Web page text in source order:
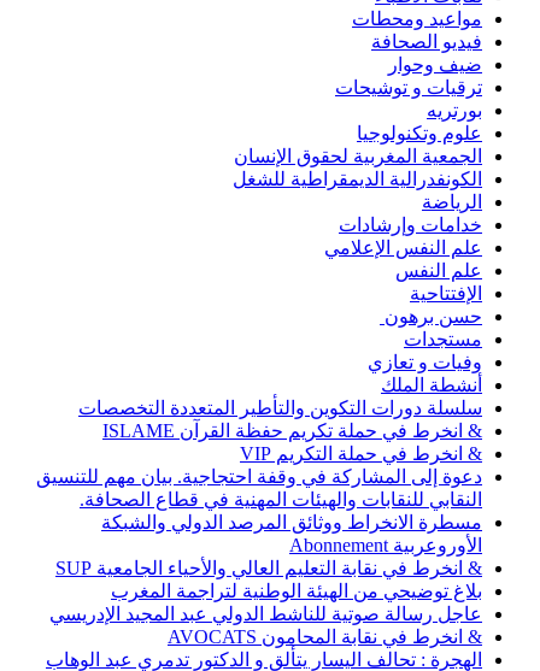
مواعيد ومحطات
فيديو الصحافة
ضيف وحوار
ترقيات و توشيحات
بورتريه
علوم وتكنولوجيا
الجمعية المغربية لحقوق الإنسان
الكونفدرالية الديمقراطية للشغل
الرياضة
خدامات وإرشادات
علم النفس الإعلامي
علم النفس
الإفتتاحية
حسن برهون
مستجدات
وفيات و تعازي
أنشطة الملك
سلسلة دورات التكوين والتأطير المتعددة التخصصات
& انخرط في حملة تكريم حفظة القرآن ISLAME
& انخرط في حملة التكريم VIP
دعوة إلى المشاركة في وقفة احتجاجية. بيان مهم للتنسيق
النقابي للنقابات والهيئات المهنية في قطاع الصحافة.
مسطرة الانخراط ووثائق المرصد الدولي والشبكة
الأوروعربية Abonnement
& انخرط في نقابة التعليم العالي والأحياء الجامعية SUP
بلاغ توضيحي من الهيئة الوطنية لتراجمة المغرب
عاجل رسالة صوتية للناشط الدولي عبد المجيد الإدريسي
& انخرط في نقابة المحامون AVOCATS
الهجرة : تحالف اليسار يتألق و الدكتور تدمري عبد الوهاب